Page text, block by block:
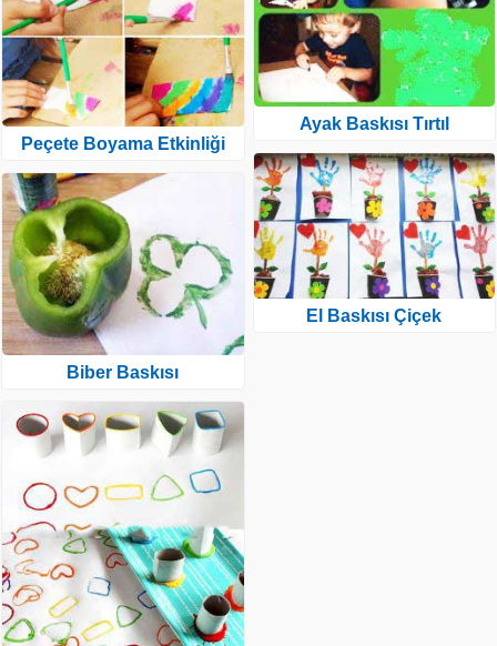
Peçete Boyama Etkinliği
Biber Baskısı
Ayak Baskısı Tırtıl
El Baskısı Çiçek